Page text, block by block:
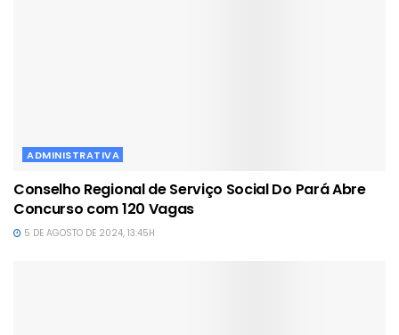
ADMINISTRATIVA
Conselho Regional de Serviço Social Do Pará Abre
Concurso com 120 Vagas
5 DE AGOSTO DE 2024, 13:45H